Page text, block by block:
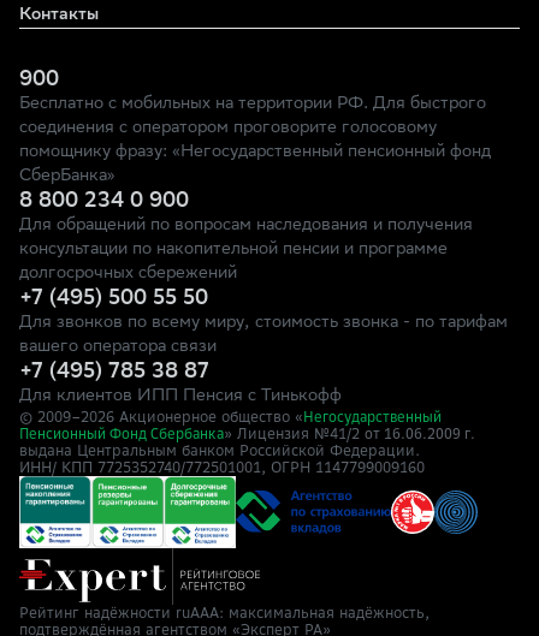
Контакты
900
Бесплатно с мобильных на территории РФ. Для быстрого
соединения с оператором проговорите голосовому
помощнику фразу: «Негосударственный пенсионный фонд
СберБанка»
8 800 234 0 900
Для обращений по вопросам наследования и получения
консультации по накопительной пенсии и программе
долгосрочных сбережений
+7 (495) 500 55 50
Для звонков по всему миру, стоимость звонка - по тарифам
вашего оператора связи
+7 (495) 785 38 87
Для клиентов ИПП Пенсия с Тинькофф
© 2009–2026 Акционерное общество « Негосударственный
Пенсионный Фонд Сбербанка» Лицензия №41/2 от 16.06.2009 г.
выдана Центральным банком Российской Федерации.
ИНН/ КПП 7725352740/772501001, ОГРН 1147799009160
Рейтинг надёжности ruAAA: максимальная надёжность,
подтверждённая агентством «Эксперт РА»